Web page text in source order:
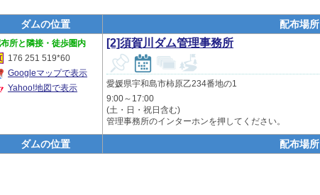
ダムの位置 配布場所
隣接・徒歩圏内
176 251 519*60
Googleマップで表示
Yahoo!地図で表示
[2]須賀川ダム管理事務所
愛媛県宇和島市柿原乙234番地の1
9:00～17:00
(土・日・祝日含む)
管理事務所のインターホンを押してください。
ダムの位置 配布場所